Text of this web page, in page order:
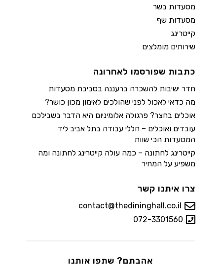
מסעדות בשר
מסעדות שף
קייטרינג
שירותים מומלצים
כתבות שפורסמו לאחרונה
חדר ישיבות להשכרה ברעננה בסביבת מסעדות
מה כדאי לאכול לפני שהולכים לאימון מכון כושר?
אוכלים בחצר? פרגולה אלומיניום היא הדבר בשבילכם
עובדים ואוכלים – חללי עבודה בתל אביב ליד
המסעדות הכי שוות
קייטרינג לחתונה – כמה עולה קייטרינג לחתונה ומה
משפיע על המחיר
צרו איתנו קשר
contact@thedininghall.co.il
072-3301560
אהבתם? שתפו אותנו